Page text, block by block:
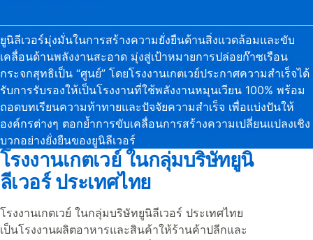
ยูนิลีเวอร์มุ่งมั่นในการสร้างความยั่งยืนด้านสิ่งแวดล้อมและขับ
เคลื่อนด้านพลังงานสะอาด มุ่งสู่เป้าหมายการปล่อยก๊าซเรือน
กระจกสุทธิเป็น “ศูนย์” โดยโรงงานเกตเวย์ประกาศความสำเร็จได้
รับการรับรองให้เป็นโรงงานที่ใช้พลังงานหมุนเวียน 100% พร้อม
ถอดบทเรียนความท้าทายและปัจจัยความสำเร็จ เพื่อแบ่งปันให้
องค์กรต่างๆ ตอกย้ำการขับเคลื่อนการสร้างความเปลี่ยนแปลงเชิง
บวกอย่างยั่งยืนของยูนิลีเวอร์
โรงงานเกตเวย์ ในกลุ่มบริษัทยูนิ
ลีเวอร์ ประเทศไทย
โรงงานเกตเวย์ ในกลุ่มบริษัทยูนิลีเวอร์ ประเทศไทย
เป็นโรงงานผลิตอาหารและสินค้าให้ร้านค้าปลีกและ